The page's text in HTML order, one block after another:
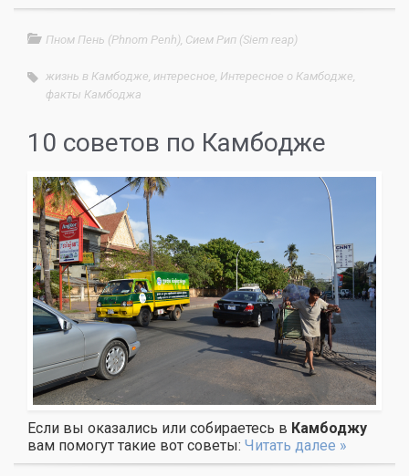
Пном Пень (Phnom Penh) Сием Рип (Siem reap)
жизнь в Камбодже интересное Интересное о Камбодже
факты Камбоджа
10 советов по Камбодже
Если вы оказались или собираетесь в Камбоджу
вам помогут такие вот советы: Читать далее »